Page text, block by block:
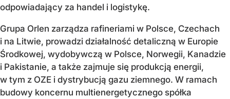
odpowiadający za handel i logistykę.
Grupa Orlen zarządza rafineriami w Polsce, Czechach
i na Litwie, prowadzi działalność detaliczną w Europie
Środkowej, wydobywczą w Polsce, Norwegii, Kanadzie
i Pakistanie, a także zajmuje się produkcją energii,
w tym z OZE i dystrybucją gazu ziemnego. W ramach
budowy koncernu multienergetycznego spółka